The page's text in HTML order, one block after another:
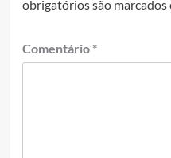
obrigatórios são marcados
Comentário *